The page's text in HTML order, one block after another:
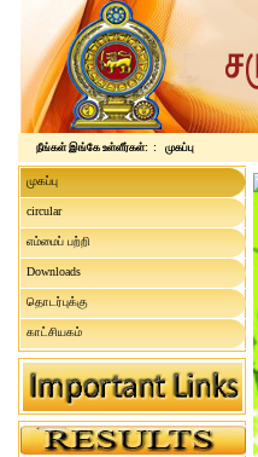
நீங்கள் இங்கே உள்ளீர்கள்: : முகப்பு
முகப்பு
circular
எம்மைப் பற்றி
Downloads
தொடர்புக்கு
காட்சியகம்